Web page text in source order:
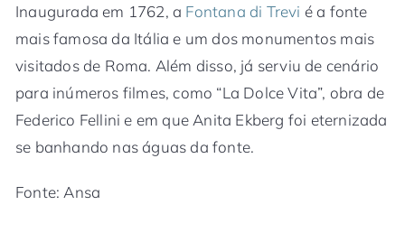
Inaugurada em 1762, a Fontana di Trevi é a fonte
mais famosa da Itália e um dos monumentos mais
visitados de Roma. Além disso, já serviu de cenário
para inúmeros filmes, como “La Dolce Vita”, obra de
Federico Fellini e em que Anita Ekberg foi eternizada
se banhando nas águas da fonte.
Fonte: Ansa